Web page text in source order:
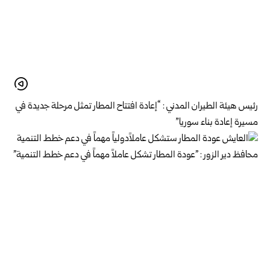
رئيس هيئة الطيران المدني : “إعادة افتتاح المطار تمثل مرحلة جديدة في
مسيرة إعادة بناء سوريا”